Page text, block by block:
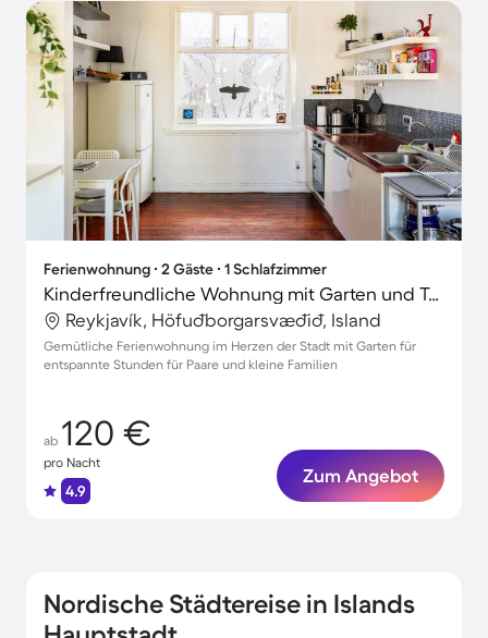
Ferienwohnung ∙ 2 Gäste ∙ 1 Schlafzimmer
Kinderfreundliche Wohnung mit Garten und Terrasse | Hallgrímskirkja-Nähe
Reykjavík, Höfuðborgarsvæðið, Island
Gemütliche Ferienwohnung im Herzen der Stadt mit Garten für
entspannte Stunden für Paare und kleine Familien
ab 120 €
pro Nacht
4.9
Zum Angebot
Nordische Städtereise in Islands